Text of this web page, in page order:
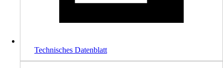
Technisches Datenblatt